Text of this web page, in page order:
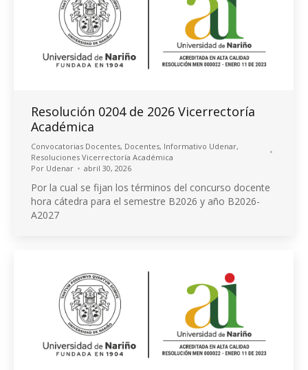
Resolución 0204 de 2026 Vicerrectoría
Académica
Convocatorias Docentes, Docentes, Informativo Udenar,
Resoluciones Vicerrectoría Académica
Por Udenar abril 30, 2026
Por la cual se fijan los términos del concurso docente
hora cátedra para el semestre B2026 y año B2026-
A2027